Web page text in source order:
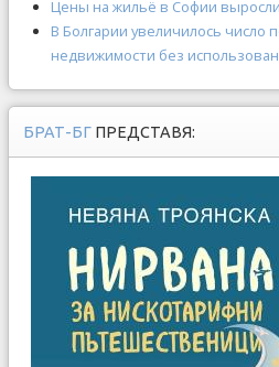
Цены на жильё в Софии
В Болгарии увеличилось число
недвижимости без
БРАТ-БГ ПРЕДСТАВЯ: